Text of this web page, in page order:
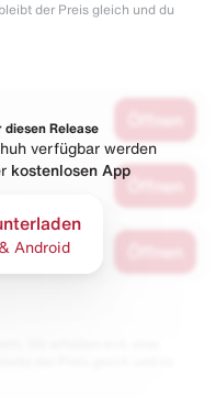
der Preis gleich und du
Release
verfügbar werden
kostenlosen App
Android